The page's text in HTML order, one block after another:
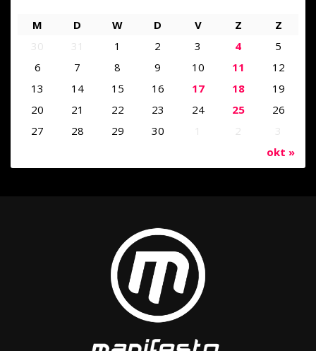
okt »
M D W D V Z
Z
30
31 1 2 3 4
5
6
7 8 9 10 11
12
13
14 15 16 17 18
19
20
21 22 23 24 25
26
27
28 29 30 1 2 3